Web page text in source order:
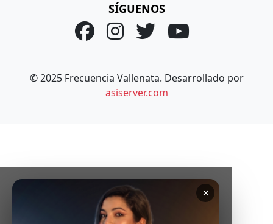
SÍGUENOS
© 2025 Frecuencia Vallenata. Desarrollado por
asiserver.com
×